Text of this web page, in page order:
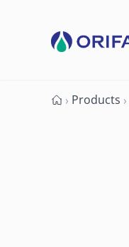
Forside
› Products ›